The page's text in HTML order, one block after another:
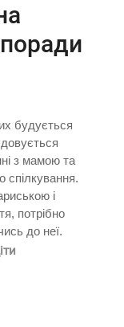
будується
з мамою та
спілкування.
і
потрібно
до неї.